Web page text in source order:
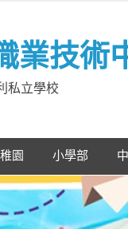
業技術
私立學校
園 小學部